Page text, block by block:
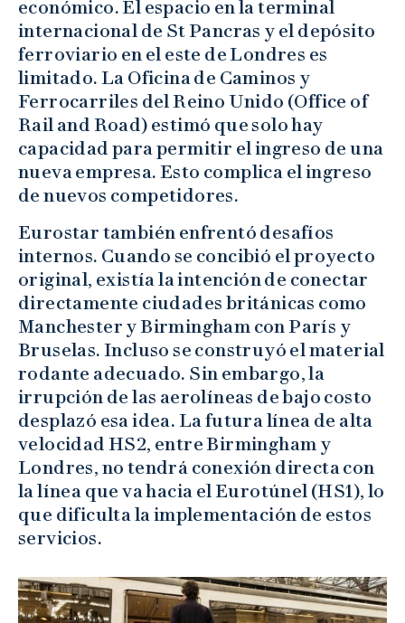
económico. El espacio en la terminal
internacional de St Pancras y el depósito
ferroviario en el este de Londres es
limitado. La Oficina de Caminos y
Ferrocarriles del Reino Unido (Office of
Rail and Road) estimó que solo hay
capacidad para permitir el ingreso de una
nueva empresa. Esto complica el ingreso
de nuevos competidores.
Eurostar también enfrentó desafíos
internos. Cuando se concibió el proyecto
original, existía la intención de conectar
directamente ciudades británicas como
Manchester y Birmingham con París y
Bruselas. Incluso se construyó el material
rodante adecuado. Sin embargo, la
irrupción de las aerolíneas de bajo costo
desplazó esa idea. La futura línea de alta
velocidad HS2, entre Birmingham y
Londres, no tendrá conexión directa con
la línea que va hacia el Eurotúnel (HS1), lo
que dificulta la implementación de estos
servicios.